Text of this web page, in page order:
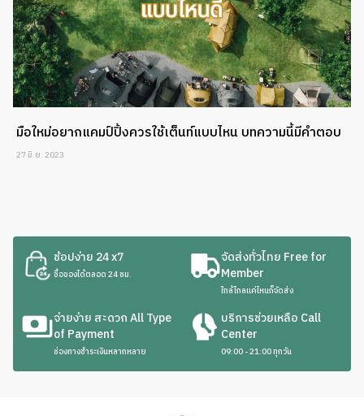
มือใหม่อยากแคมป์ปิ้งควรใช้เต็นท์แบบไหน บทความนี้มีคำตอบ
27 มิ.ย. 2023
ช้อปง่าย 24 x7
ซื้อของได้ตลอด 24 ชม.
จัดส่งทั่วไทย Free for
Member
ใกล้ไกลแค่ไหนก็จัดส่ง
จ่ายง่าย สะดวก All Type
of Payment
ช่องทางชำระเงินหลากหลาย
บริการช่วยเหลือ Call
Center
09:00 - 21:00 ทุกวัน